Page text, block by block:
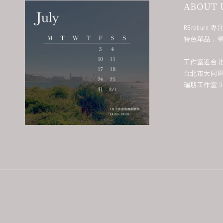
ABOUT
REreburn 專
特色單品，
工作室近台
台北市大同
瑞朋工作室